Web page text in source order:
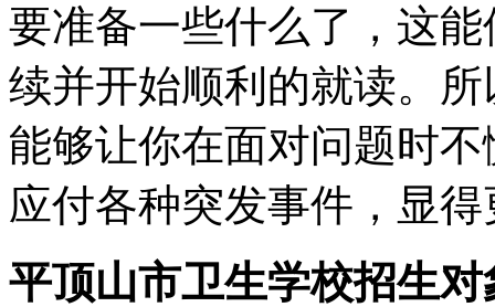
要准备一些什么了，这
续并开始顺利的就读。
能够让你在面对问题时
应付各种突发事件，显
平顶山市卫生学校招生对